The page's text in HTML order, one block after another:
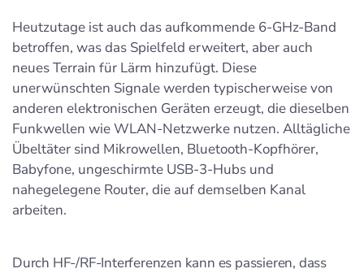
Heutzutage ist auch das aufkommende 6-GHz-Band
betroffen, was das Spielfeld erweitert, aber auch
neues Terrain für Lärm hinzufügt. Diese
unerwünschten Signale werden typischerweise von
anderen elektronischen Geräten erzeugt, die dieselben
Funkwellen wie WLAN-Netzwerke nutzen. Alltägliche
Übeltäter sind Mikrowellen, Bluetooth-Kopfhörer,
Babyfone, ungeschirmte USB-3-Hubs und
nahegelegene Router, die auf demselben Kanal
arbeiten.
Durch HF-/RF-Interferenzen kann es passieren, dass